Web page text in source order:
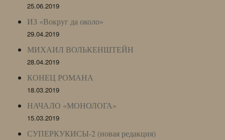
25.06.2019
ИЗ «Вокруг да около»
29.04.2019
МИХАИЛ ВОЛЬКЕНШТЕЙН
28.04.2019
КОНЕЦ РОМАНА
18.03.2019
НАЧАЛО «МОНОЛОГА»
15.03.2019
СУПЕРКУКИСЫ-2 (новая редакция)